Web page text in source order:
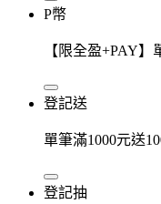
P幣
【限全盈+PAY】
登記送
單筆滿1000元送
登記抽